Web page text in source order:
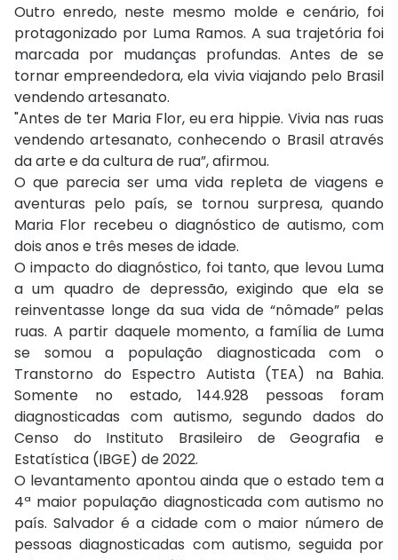
Outro enredo, neste mesmo molde e cenário, foi
protagonizado por Luma Ramos. A sua trajetória foi
marcada por mudanças profundas. Antes de se
tornar empreendedora, ela vivia viajando pelo Brasil
vendendo artesanato.
"Antes de ter Maria Flor, eu era hippie. Vivia nas ruas
vendendo artesanato, conhecendo o Brasil através
da arte e da cultura de rua”, afirmou.
O que parecia ser uma vida repleta de viagens e
aventuras pelo país, se tornou surpresa, quando
Maria Flor recebeu o diagnóstico de autismo, com
dois anos e três meses de idade.
O impacto do diagnóstico, foi tanto, que levou Luma
a um quadro de depressão, exigindo que ela se
reinventasse longe da sua vida de “nômade” pelas
ruas. A partir daquele momento, a família de Luma
se somou a população diagnosticada com o
Transtorno do Espectro Autista (TEA) na Bahia.
Somente no estado, 144.928 pessoas foram
diagnosticadas com autismo, segundo dados do
Censo do Instituto Brasileiro de Geografia e
Estatística (IBGE) de 2022.
O levantamento apontou ainda que o estado tem a
4ª maior população diagnosticada com autismo no
país. Salvador é a cidade com o maior número de
pessoas diagnosticadas com autismo, seguida por